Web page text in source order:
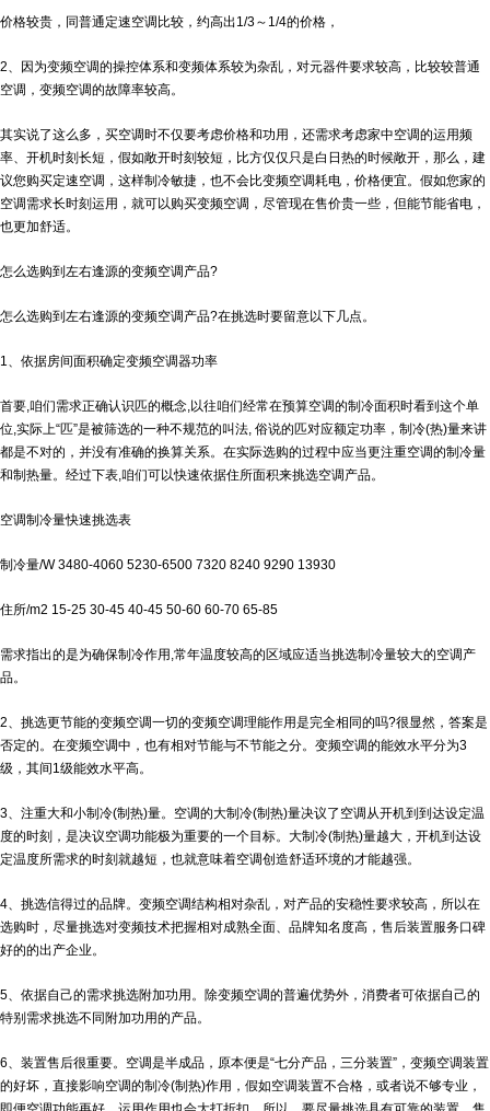
价格较贵，同普通定速空调比较，约高出1/3～1/4的价格，
2、因为变频空调的操控体系和变频体系较为杂乱，对元器件要求较高，比较较普通
空调，变频空调的故障率较高。
其实说了这么多，买空调时不仅要考虑价格和功用，还需求考虑家中空调的运用频
率、开机时刻长短，假如敞开时刻较短，比方仅仅只是白日热的时候敞开，那么，建
议您购买定速空调，这样制冷敏捷，也不会比变频空调耗电，价格便宜。假如您家的
空调需求长时刻运用，就可以购买变频空调，尽管现在售价贵一些，但能节能省电，
也更加舒适。
怎么选购到左右逢源的变频空调产品?
怎么选购到左右逢源的变频空调产品?在挑选时要留意以下几点。
1、依据房间面积确定变频空调器功率
首要,咱们需求正确认识匹的概念,以往咱们经常在预算空调的制冷面积时看到这个单
位,实际上“匹”是被筛选的一种不规范的叫法, 俗说的匹对应额定功率，制冷(热)量来讲
都是不对的，并没有准确的换算关系。在实际选购的过程中应当更注重空调的制冷量
和制热量。经过下表,咱们可以快速依据住所面积来挑选空调产品。
空调制冷量快速挑选表
制冷量/W 3480-4060 5230-6500 7320 8240 9290 13930
住所/m2 15-25 30-45 40-45 50-60 60-70 65-85
需求指出的是为确保制冷作用,常年温度较高的区域应适当挑选制冷量较大的空调产
品。
2、挑选更节能的变频空调一切的变频空调理能作用是完全相同的吗?很显然，答案是
否定的。在变频空调中，也有相对节能与不节能之分。变频空调的能效水平分为3
级，其间1级能效水平高。
3、注重大和小制冷(制热)量。空调的大制冷(制热)量决议了空调从开机到到达设定温
度的时刻，是决议空调功能极为重要的一个目标。大制冷(制热)量越大，开机到达设
定温度所需求的时刻就越短，也就意味着空调创造舒适环境的才能越强。
4、挑选信得过的品牌。变频空调结构相对杂乱，对产品的安稳性要求较高，所以在
选购时，尽量挑选对变频技术把握相对成熟全面、品牌知名度高，售后装置服务口碑
好的的出产企业。
5、依据自己的需求挑选附加功用。除变频空调的普遍优势外，消费者可依据自己的
特别需求挑选不同附加功用的产品。
6、装置售后很重要。空调是半成品，原本便是“七分产品，三分装置”，变频空调装置
的好坏，直接影响空调的制冷(制热)作用，假如空调装置不合格，或者说不够专业，